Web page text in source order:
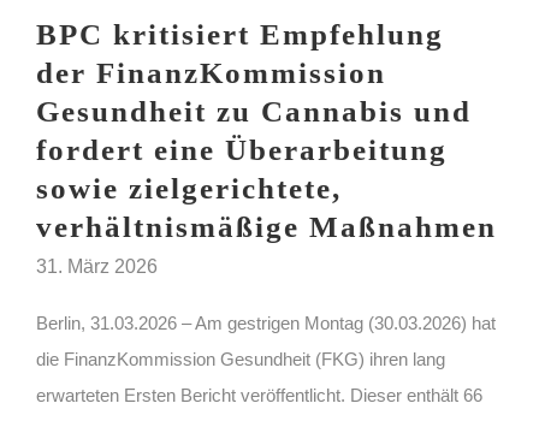
BPC kritisiert Empfehlung
der FinanzKommission
Gesundheit zu Cannabis und
fordert eine Überarbeitung
sowie zielgerichtete,
verhältnismäßige Maßnahmen
31. März 2026
Berlin, 31.03.2026 – Am gestrigen Montag (30.03.2026) hat
die FinanzKommission Gesundheit (FKG) ihren lang
erwarteten Ersten Bericht veröffentlicht. Dieser enthält 66